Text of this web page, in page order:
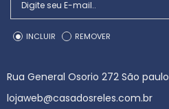
INCLUIR REMOVER
Rua General Osorio 272 São paulo
lojaweb@casadosreles.com.br